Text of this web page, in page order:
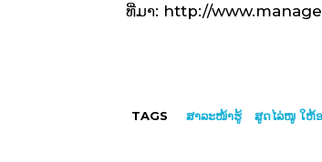
ທີ່ມາ: http://
TAGS ສາລະໜ້າຮູ້ ສູດໄລ່ໜູ ໃຫ້